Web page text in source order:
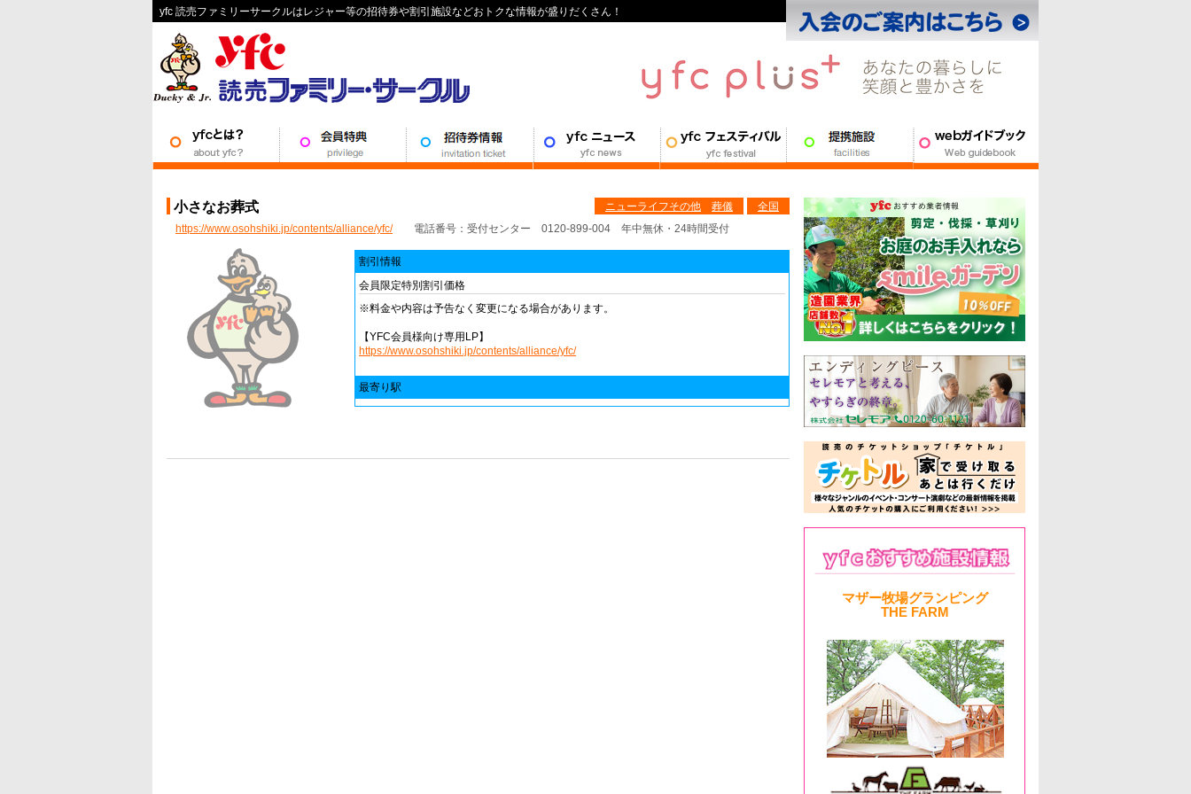
yfc 読売ファミリーサークルはレジャー等の招待券や割引施設などおトクな情報が盛りだくさん！
小さなお葬式 全国
ニューライフその他
葬儀
https://www.osohshiki.jp/contents/alliance/yfc/電話番号：受付センター 0120-899-004 年中無休・24時間受付
割引情報
会員限定特別割引価格
※料金や内容は予告なく変更になる場合があります。
【YFC会員様向け専用LP】
https://www.osohshiki.jp/contents/alliance/yfc/
最寄り駅
マザー牧場グランピング
THE FARM